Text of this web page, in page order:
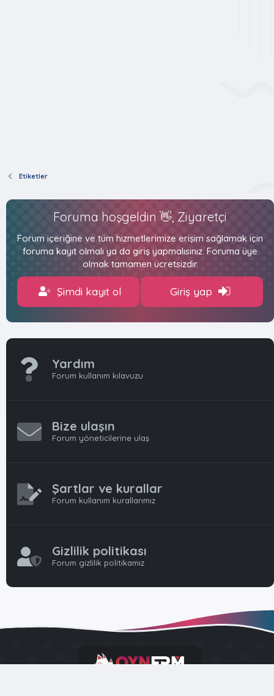
Etiketler
Foruma hoşgeldin 👋, Ziyaretçi
Forum içeriğine ve tüm hizmetlerimize erişim sağlamak için
foruma kayıt olmalı ya da giriş yapmalısınız. Foruma üye
olmak tamamen ücretsizdir.
Şimdi kayıt ol Giriş yap
Yardım
Forum kullanım kılavuzu
Bize ulaşın
Forum yöneticilerine ulaş
Şartlar ve kurallar
Forum kullanım kurallarımız
Gizlilik politikası
Forum gizlilik politikamız